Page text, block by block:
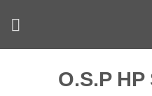
O.S.P